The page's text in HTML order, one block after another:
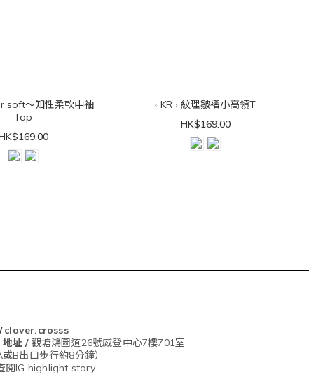
soft～知性柔軟中袖
Top
‹ KR › 紋理皺褶小高領T
HK$169.00
/ clover.crosss
地址 / 觀塘鴻圖道26號威登中心7樓701室
或B出口步行約8分鐘）
閱IG highlight story